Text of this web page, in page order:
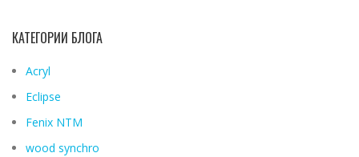
КАТЕГОРИИ БЛОГА
Acryl
Eclipse
Fenix ​​NTM
wood synchro